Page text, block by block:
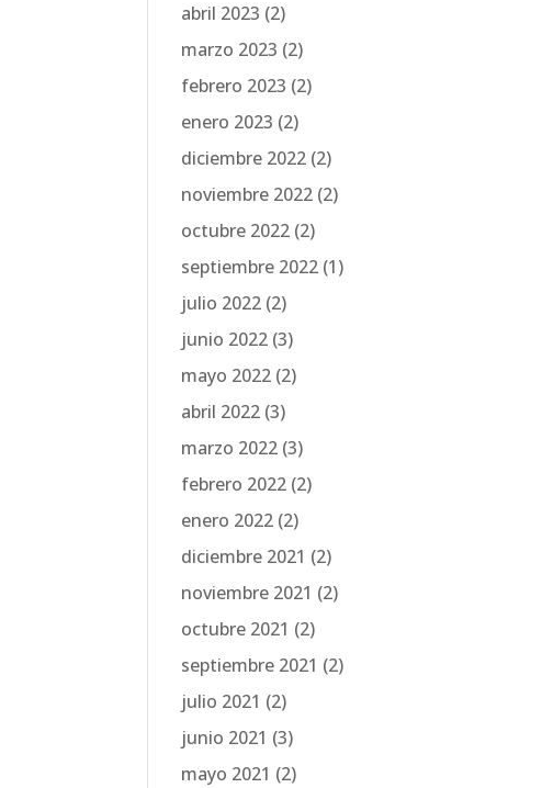
abril 2023 (2)
marzo 2023 (2)
febrero 2023 (2)
enero 2023 (2)
diciembre 2022 (2)
noviembre 2022 (2)
octubre 2022 (2)
septiembre 2022 (1)
julio 2022 (2)
junio 2022 (3)
mayo 2022 (2)
abril 2022 (3)
marzo 2022 (3)
febrero 2022 (2)
enero 2022 (2)
diciembre 2021 (2)
noviembre 2021 (2)
octubre 2021 (2)
septiembre 2021 (2)
julio 2021 (2)
junio 2021 (3)
mayo 2021 (2)